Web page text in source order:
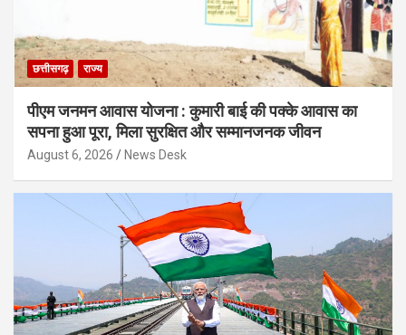
छत्तीसगढ़ राज्य
पीएम जनमन आवास योजना : कुमारी बाई की पक्के आवास का
सपना हुआ पूरा, मिला सुरक्षित और सम्मानजनक जीवन
August 6, 2026 News Desk